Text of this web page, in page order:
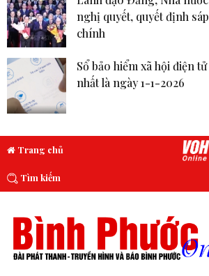
nghị quyết, quyết định
chính
Sổ bảo hiểm xã hội điện
nhất là ngày 1-1-2026
Trang chủ
Tìm kiếm